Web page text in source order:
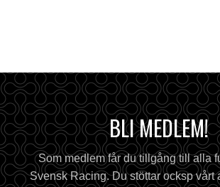
BLI MEDLEM!
Som medlem får du tillgång till alla
Svensk Racing. Du stöttar ocksp vårt